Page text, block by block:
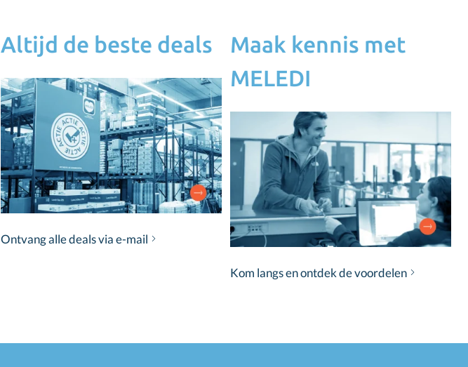
Altijd de beste deals
Ontvang alle deals via e-mail
Maak kennis met
MELEDI
Kom langs en ontdek de voordelen